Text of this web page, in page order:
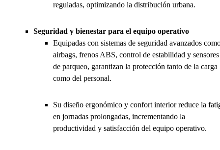
reguladas, optimizando la distribución urbana.
Seguridad y bienestar para el equipo operativo
Equipadas con sistemas de seguridad avanzados
airbags, frenos ABS, control de estabilidad y sensores
de parqueo, garantizan la protección tanto de la carga
como del personal.
Su diseño ergonómico y confort interior reduce la
en jornadas prolongadas, incrementando la
productividad y satisfacción del equipo operativo.